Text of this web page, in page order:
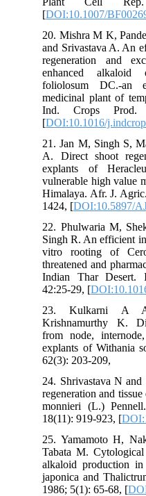
[DOI:10.1007/
20. Mishra M K,
and Srivastava A.
regeneration
enhanced
foliolosum DC.-
medicinal plant of
Ind. Crops
[DOI:10.1016/
21. Jan M, Singh
A. Direct shoot
explants of
vulnerable high
Himalaya. Afr. J.
1424, [
22. Phulwaria M,
Singh R. An
vitro rooting of
threatened and
Indian Thar
42:25-29, [
23. Kulkarni
Krishnamurthy
from node,
explants of
62(3): 203-209,
24. Shrivastava N
regeneration and
monnieri (L.)
18(11): 919-923, [
25. Yamamoto
Tabata M.
alkaloid
japonica and
1986; 5(1): 65-68, [